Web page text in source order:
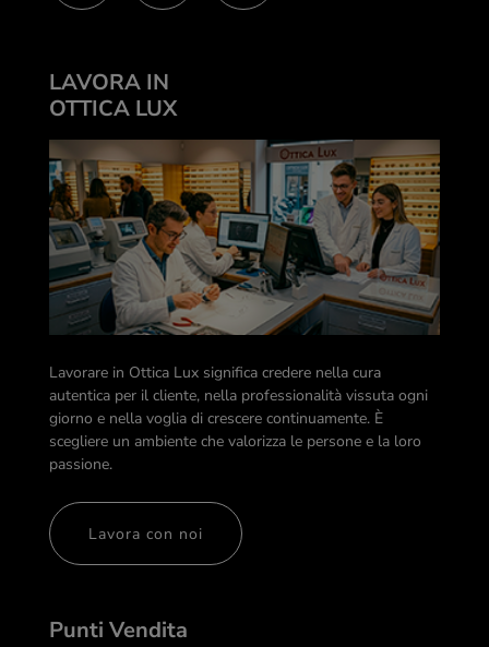
Punti Vendita
LAVORA IN
OTTICA LUX
Lavorare in Ottica Lux significa credere nella cura
autentica per il cliente, nella professionalità vissuta ogni
giorno e nella voglia di crescere continuamente. È
scegliere un ambiente che valorizza le persone e la loro
passione.
Lavora con noi